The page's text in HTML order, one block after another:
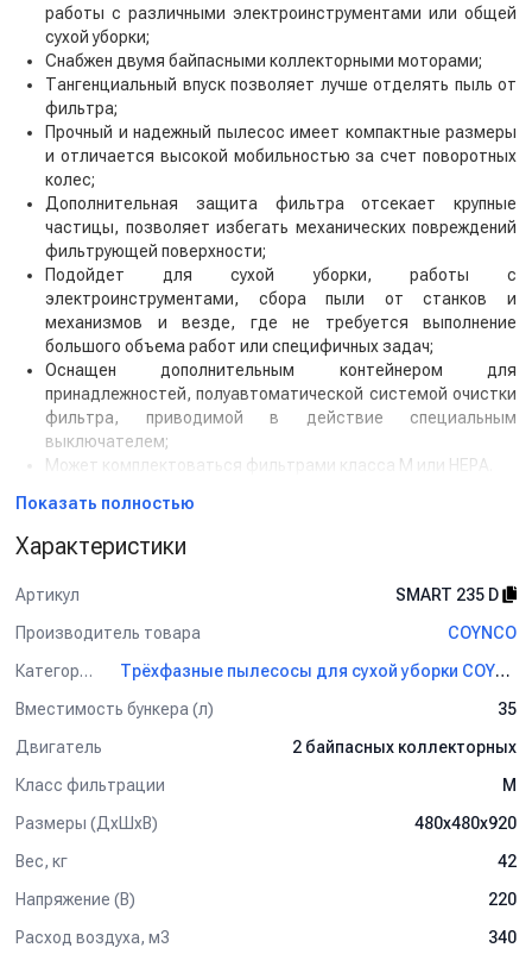
работы с различными электроинструментами или общей
сухой уборки;
Снабжен двумя байпасными коллекторными моторами;
Тангенциальный впуск позволяет лучше отделять пыль от
фильтра;
Прочный и надежный пылесос имеет компактные размеры
и отличается высокой мобильностью за счет поворотных
колес;
Дополнительная защита фильтра отсекает крупные
частицы, позволяет избегать механических повреждений
фильтрующей поверхности;
Подойдет для сухой уборки, работы с
электроинструментами, сбора пыли от станков и
механизмов и везде, где не требуется выполнение
большого объема работ или специфичных задач;
Оснащен дополнительным контейнером для
принадлежностей, полуавтоматической системой очистки
фильтра, приводимой в действие специальным
выключателем;
Может комплектоваться фильтрами класса М или НЕРА.
Показать полностью
Характеристики
Артикул
SMART 235 D
Производитель товара
COYNCO
Категория
Трёхфазные пылесосы для сухой уборки COYNCO
Вместимость бункера (л)
35
Двигатель
2 байпасных коллекторных
Класс фильтрации
M
Размеры (ДхШхВ)
480х480х920
Вес, кг
42
Напряжение (В)
220
Расход воздуха, м3
340